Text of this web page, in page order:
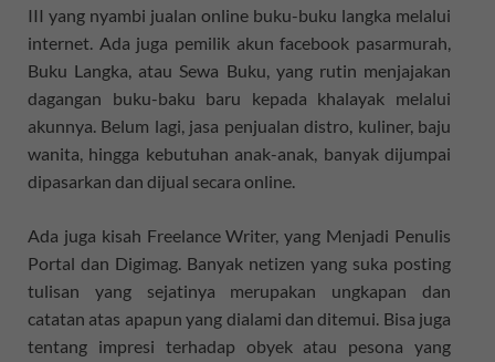
III yang nyambi jualan online buku-buku langka melalui
internet. Ada juga pemilik akun facebook pasarmurah,
Buku Langka, atau Sewa Buku, yang rutin menjajakan
dagangan buku-baku baru kepada khalayak melalui
akunnya. Belum lagi, jasa penjualan distro, kuliner, baju
wanita, hingga kebutuhan anak-anak, banyak dijumpai
dipasarkan dan dijual secara online.
Ada juga kisah Freelance Writer, yang Menjadi Penulis
Portal dan Digimag. Banyak netizen yang suka posting
tulisan yang sejatinya merupakan ungkapan dan
catatan atas apapun yang dialami dan ditemui. Bisa juga
tentang impresi terhadap obyek atau pesona yang